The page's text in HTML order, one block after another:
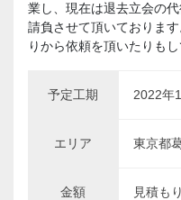
業し、現在は退去立会の
請負させて頂いておりま
りから依頼を頂いたりもし
予定工期 2022年
エリア 東京都
金額 見積も